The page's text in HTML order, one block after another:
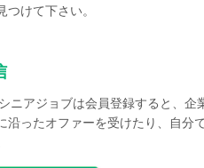
けて下さい。
ニアジョブは会員登録すると、企
ったオファーを受けたり、自分